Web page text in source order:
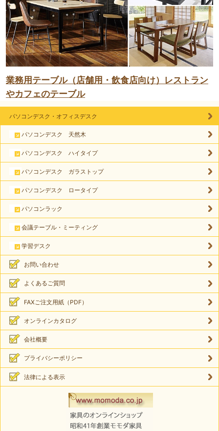
業務用テーブル（店舗用・飲食店向け）レストラン
やカフェのテーブル
パソコンデスク・オフィスデスク
パソコンデスク 天然木
パソコンデスク ハイタイプ
パソコンデスク ガラストップ
パソコンデスク ロータイプ
パソコンラック
会議テーブル・ミーティング
学習デスク
お問い合わせ
よくあるご質問
FAXご注文用紙（PDF）
オンラインカタログ
会社概要
プライバシーポリシー
法律による表示